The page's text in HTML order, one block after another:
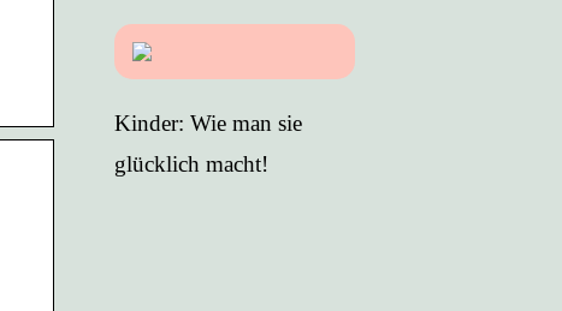
Kinder: Wie man sie
glücklich macht!